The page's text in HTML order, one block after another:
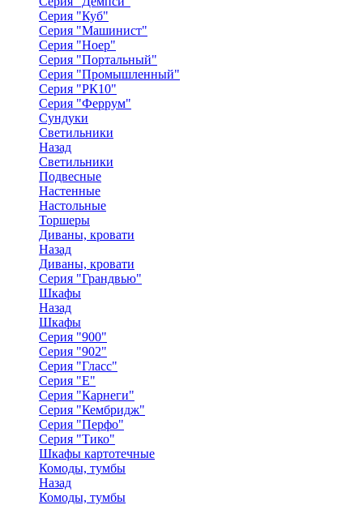
Серия "Куб"
Серия "Машинист"
Серия "Ноер"
Серия "Портальный"
Серия "Промышленный"
Серия "РК10"
Серия "Феррум"
Сундуки
Светильники
Назад
Светильники
Подвесные
Настенные
Настольные
Торшеры
Диваны, кровати
Назад
Диваны, кровати
Серия "Грандвью"
Шкафы
Назад
Шкафы
Серия "900"
Серия "902"
Серия "Гласс"
Серия "Е"
Серия "Карнеги"
Серия "Кембридж"
Серия "Перфо"
Серия "Тико"
Шкафы картотечные
Комоды, тумбы
Назад
Комоды, тумбы